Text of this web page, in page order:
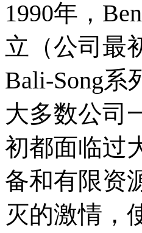
1990年，
立（公司最
Bali-Song系
大多数公司
初都面临过
备和有限资
灭的激情，